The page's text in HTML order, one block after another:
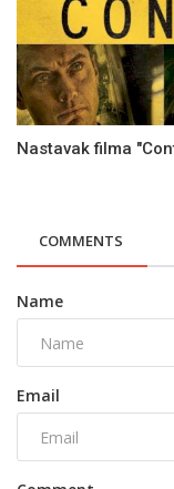
Nastavak filma
COMMENTS
Name
Email